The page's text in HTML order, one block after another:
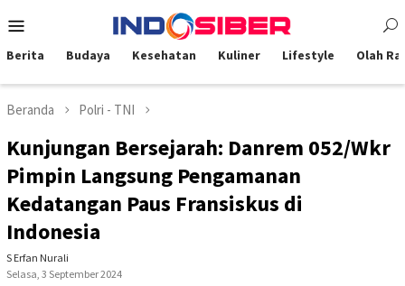
ke
Mobile
Berita Budaya Kesehatan Kuliner Lifestyle Olah
Beranda Polri - TNI
Kunjungan Bersejarah: Danrem 052/Wkr
Pimpin Langsung Pengamanan
Kedatangan Paus Fransiskus di
Indonesia
S Erfan Nurali
Selasa, 3 September 2024